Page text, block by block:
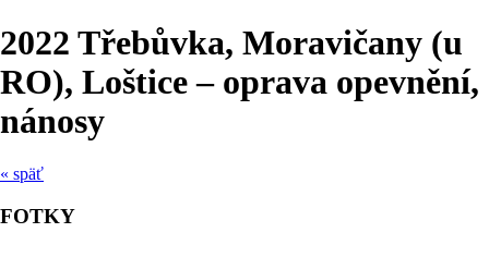
2022 Třebůvka, Moravičany (u
RO), Loštice – oprava opevnění,
nánosy
« späť
FOTKY